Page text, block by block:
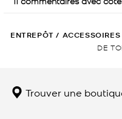
ENTREPÔT / ACCESSOIRES
DE
Trouver une